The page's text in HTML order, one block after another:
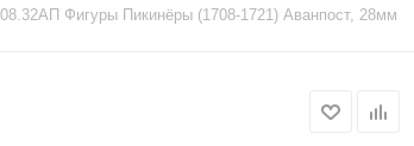
Фигуры Пикинёры (1708-1721) Аванпост, 28мм